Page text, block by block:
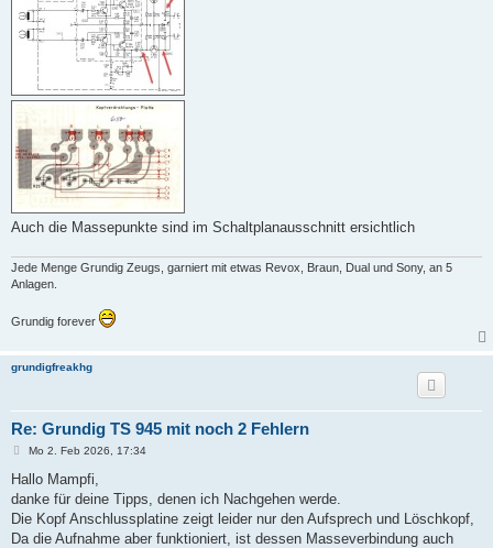
Auch die Massepunkte sind im Schaltplanausschnitt ersichtlich
Jede Menge Grundig Zeugs, garniert mit etwas Revox, Braun, Dual und Sony, an 5
Anlagen.
Grundig forever
grundigfreakhg
Re: Grundig TS 945 mit noch 2 Fehlern
B
i
r
a
Mo 2. Feb 2026, 17:34
Hallo Mampfi,
danke für deine Tipps, denen ich Nachgehen werde.
Die Kopf Anschlussplatine zeigt leider nur den Aufsprech und Löschkopf,
Da die Aufnahme aber funktioniert, ist dessen Masseverbindung auch